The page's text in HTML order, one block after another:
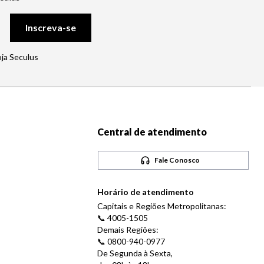
Inscreva-se
Seculus
Central de atendimento
Fale Conosco
Horário de atendimento
Capitais e Regiões Metropolitanas:
📞 4005-1505
Demais Regiões:
📞 0800-940-0977
De Segunda à Sexta,